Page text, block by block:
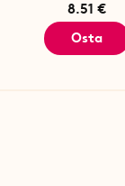
8.51 €
Osta